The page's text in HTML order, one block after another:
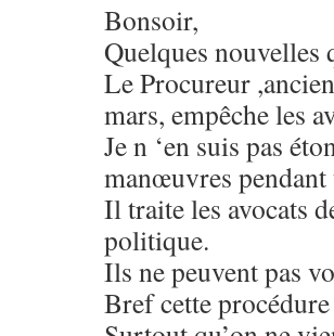
Bonsoir,
Quelques nouvelles
Le Procureur
mars, empêche les
Je n ‘en suis pas
manœuvres
Il traite les avocats
politique.
Ils ne peuvent pas
Bref cette